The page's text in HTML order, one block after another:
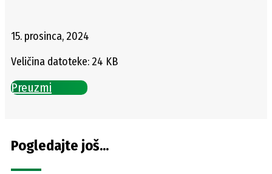
15. prosinca, 2024
Veličina datoteke: 24 KB
Preuzmi
Pogledajte još...